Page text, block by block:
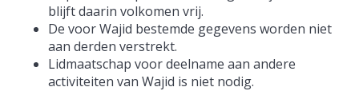
blijft daarin volkomen vrij.
De voor Wajid bestemde gegevens worden niet
aan derden verstrekt.
Lidmaatschap voor deelname aan andere
activiteiten van Wajid is niet nodig.